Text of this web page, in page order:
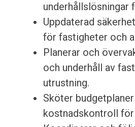
underhållslösningar
Uppdaterad
för fastigheter och
Planerar och
och underhåll av
utrustning.
Sköter
kostnadskontroll